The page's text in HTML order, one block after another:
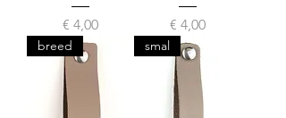
Prijs
€ 4,00
Prijs
€ 4,00
breed smal